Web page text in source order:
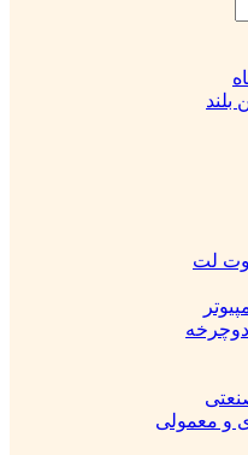
بلند
لت
و معمولی